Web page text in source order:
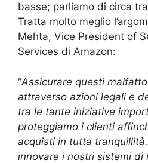
basse; parliamo di circa
Tratta molto meglio
Mehta, Vice President of
Services di Amazon:
“Assicurare questi
attraverso azioni legali e
tra le tante iniziative
proteggiamo i clienti
acquisti in tutta
innovare i nostri sistemi di